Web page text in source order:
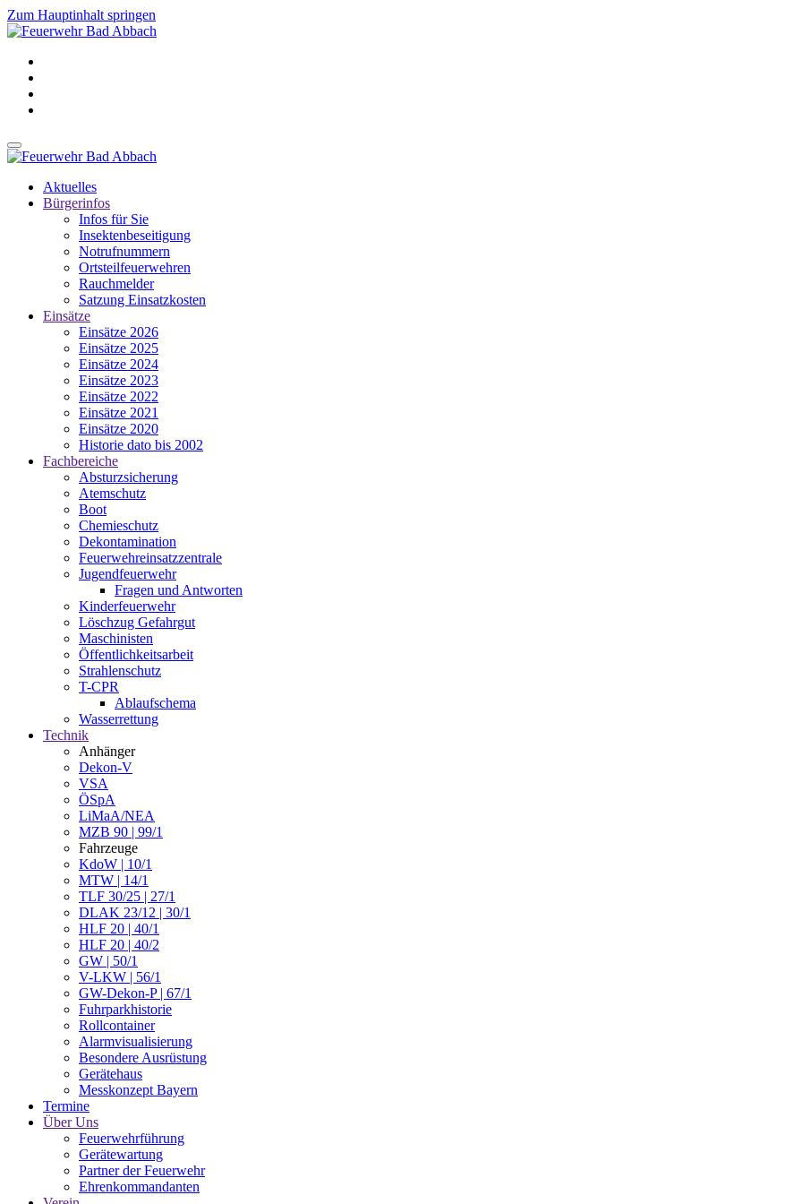
Zum Hauptinhalt springen
Aktuelles
Bürgerinfos
Infos für Sie
Insektenbeseitigung
Notrufnummern
Ortsteilfeuerwehren
Rauchmelder
Satzung Einsatzkosten
Einsätze
Einsätze 2026
Einsätze 2025
Einsätze 2024
Einsätze 2023
Einsätze 2022
Einsätze 2021
Einsätze 2020
Historie dato bis 2002
Fachbereiche
Absturzsicherung
Atemschutz
Boot
Chemieschutz
Dekontamination
Feuerwehreinsatzzentrale
Jugendfeuerwehr
Fragen und Antworten
Kinderfeuerwehr
Löschzug Gefahrgut
Maschinisten
Öffentlichkeitsarbeit
Strahlenschutz
T-CPR
Ablaufschema
Wasserrettung
Technik
Anhänger
Dekon-V
VSA
ÖSpA
LiMaA/NEA
MZB 90 | 99/1
Fahrzeuge
KdoW | 10/1
MTW | 14/1
TLF 30/25 | 27/1
DLAK 23/12 | 30/1
HLF 20 | 40/1
HLF 20 | 40/2
GW | 50/1
V-LKW | 56/1
GW-Dekon-P | 67/1
Fuhrparkhistorie
Rollcontainer
Alarmvisualisierung
Besondere Ausrüstung
Gerätehaus
Messkonzept Bayern
Termine
Über Uns
Feuerwehrführung
Gerätewartung
Partner der Feuerwehr
Ehrenkommandanten